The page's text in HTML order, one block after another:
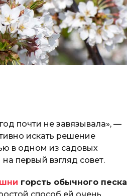
почти не завязывала», —
искать решение
в одном из садовых
первый взгляд совет.
горсть обычного песка